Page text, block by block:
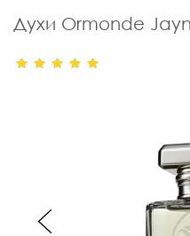
Духи Ormonde